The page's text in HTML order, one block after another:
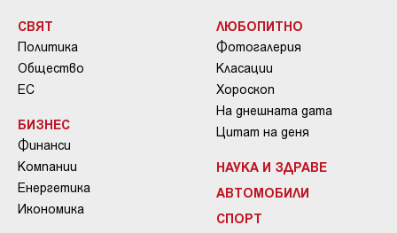
СВЯТ
Политика
Общество
ЕС
БИЗНЕС
Финанси
Компании
Енергетика
Икономика
ЛЮБОПИТНО
Фотогалерия
Класации
Хороскоп
На днешната дата
Цитат на деня
НАУКА И ЗДРАВЕ
АВТОМОБИЛИ
СПОРТ